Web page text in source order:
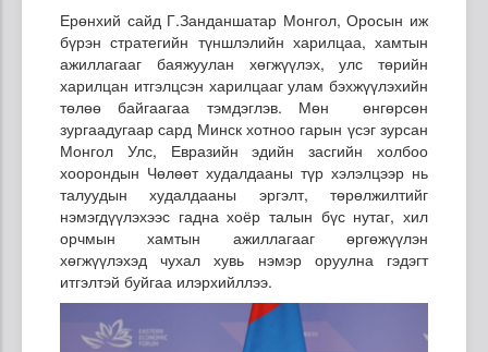
Ерөнхий сайд Г.Занданшатар Монгол, Оросын иж
бүрэн стратегийн түншлэлийн харилцаа, хамтын
ажиллагааг баяжуулан хөгжүүлэх, улс төрийн
харилцан итгэлцсэн харилцааг улам бэхжүүлэхийн
төлөө байгаагаа тэмдэглэв. Мөн өнгөрсөн
зургаадугаар сард Минск хотноо гарын үсэг зурсан
Монгол Улс, Евразийн эдийн засгийн холбоо
хоорондын Чөлөөт худалдааны түр хэлэлцээр нь
талуудын худалдааны эргэлт, төрөлжилтийг
нэмэгдүүлэхээс гадна хоёр талын бүс нутаг, хил
орчмын хамтын ажиллагааг өргөжүүлэн
хөгжүүлэхэд чухал хувь нэмэр оруулна гэдэгт
итгэлтэй буйгаа илэрхийллээ.